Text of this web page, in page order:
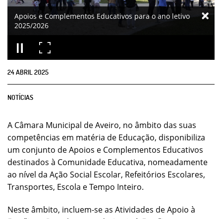
Apoios e Complementos Educativos para o ano letivo
2025/2026
24ABRIL 2025
NOTÍCIAS
A Câmara Municipal de Aveiro, no âmbito das suas
competências em matéria de Educação, disponibiliza
um conjunto de Apoios e Complementos Educativos
destinados à Comunidade Educativa, nomeadamente
ao nível da Ação Social Escolar, Refeitórios Escolares,
Transportes, Escola e Tempo Inteiro.
Neste âmbito, incluem-se as Atividades de Apoio à